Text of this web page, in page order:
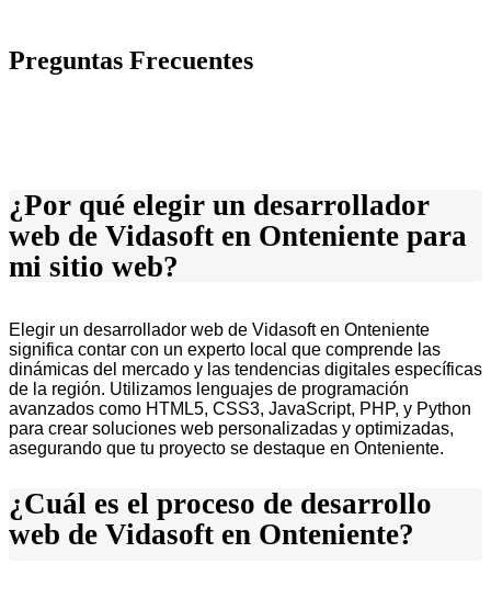
Preguntas Frecuentes
¿Por qué elegir un desarrollador
web de Vidasoft en Onteniente para
mi sitio web?
Elegir un desarrollador web de Vidasoft en Onteniente
significa contar con un experto local que comprende las
dinámicas del mercado y las tendencias digitales específicas
de la región. Utilizamos lenguajes de programación
avanzados como HTML5, CSS3, JavaScript, PHP, y Python
para crear soluciones web personalizadas y optimizadas,
asegurando que tu proyecto se destaque en Onteniente.
¿Cuál es el proceso de desarrollo
web de Vidasoft en Onteniente?